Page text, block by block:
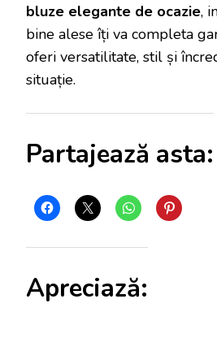
bluze elegante de ocazie,
bine alese îți va completa
oferi versatilitate, stil și
situație.
Partajează asta:
Apreciază: